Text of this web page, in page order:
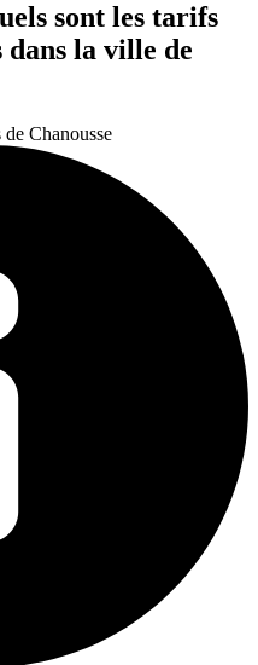
sont les tarifs
dans la ville de
Chanousse